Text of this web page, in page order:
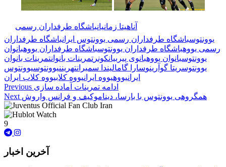
آناهیتا زمانیانباشگاه طرفداران رسمی
یوونتوسباشگاه طرفداران رسمی یوونتوس ایرانباشگاه طرفداران
رسمی یووهباشگاه طرفداران یوونتوسباشگاه طرفداران یووهبانوان
یوونتوسبانوان یووهبانوی پیر بیانکونر تمرینات بانوانتمرینات بانوان
یوونتوسریتا گوآرینوسارا گامالیندا سمبرانتهریننیوونتوسیوونتوس
ایرانیووهیووه ایرانیووه کلابیووه کلاب ایران
Previous ادامه تمرینات آماده سازی
Next همگروهی یوونتوس با بارسا، دیناموکیف و فرانس واروش
9
آخرین اخبار